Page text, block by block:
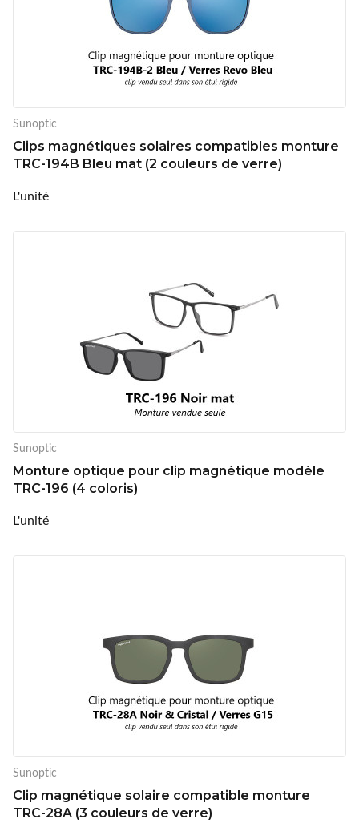
Sunoptic
Clips magnétiques solaires compatibles monture
TRC-194B Bleu mat (2 couleurs de verre)
L'unité
Sunoptic
Monture optique pour clip magnétique modèle
TRC-196 (4 coloris)
L'unité
Sunoptic
Clip magnétique solaire compatible monture
TRC-28A (3 couleurs de verre)